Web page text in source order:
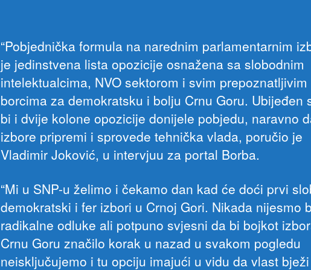
“Pobjednička formula na narednim parlamentarnim
je jedinstvena lista opozicije osnažena sa slobodnim
intelektualcima, NVO sektorom i svim prepoznatljivim
borcima za demokratsku i bolju Crnu Goru. Ubijeđen
bi i dvije kolone opozicije donijele pobjedu, naravno
izbore pripremi i sprovede tehnička vlada, poručio je
Vladimir Joković, u intervjuu za portal Borba.
“Mi u SNP-u želimo i čekamo dan kad će doći prvi
demokratski i fer izbori u Crnoj Gori. Nikada nijesmo
radikalne odluke ali potpuno svjesni da bi bojkot
Crnu Goru značilo korak u nazad u svakom pogledu
neisključujemo i tu opciju imajući u vidu da vlast